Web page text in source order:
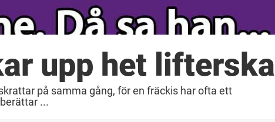
upp het lifterska
på samma gång, för en fräckis har ofta ett
...